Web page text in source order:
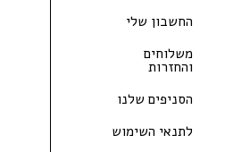
החשבון שלי
משלוחים
והחזרות
הסניפים שלנו
לתנאי השימוש